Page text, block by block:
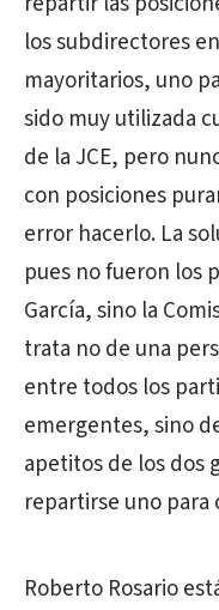
los subdirectores
mayoritarios, uno
sido muy utilizada
de la JCE, pero
con posiciones
error hacerlo. La
pues no fueron los
García, sino la
trata no de una
entre todos los
emergentes, sino
apetitos de los dos
repartirse uno para
Roberto Rosario